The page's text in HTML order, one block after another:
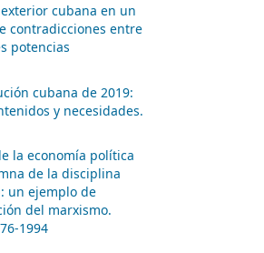
cubana en un
contradicciones entre
potencias
cubana de 2019:
y necesidades.
la economía política
de la disciplina
un ejemplo de
del marxismo.
1994